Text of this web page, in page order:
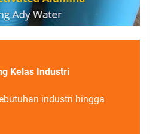
Kelas Industri
industri hingga